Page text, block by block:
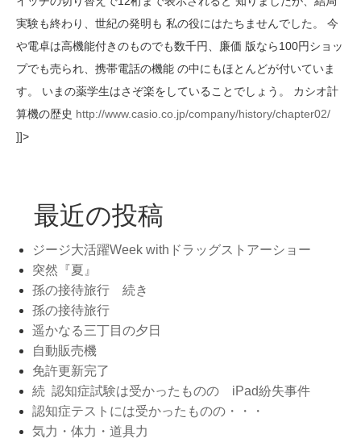
実験も終わり、世紀の発明も 私の役にはたちませんでした。 今
や電卓は高機能付きのものでも数千円、廉価 版なら100円ショッ
プでも売られ、携帯電話の機能 の中にもほとんどが付いていま
す。 いまの薬学生はさぞ楽をしていることでしょう。 カシオ計
算機の歴史 http://www.casio.co.jp/company/history/chapter02/
]]>
最近の投稿
ジージ大活躍Week withドラッグストアーショー
突然『夏』
孫の接待旅行 続き
孫の接待旅行
遥かなる三丁目の夕日
自動販売機
免許更新完了
続 認知症試験は受かったものの iPad紛失事件
認知症テストには受かったものの・・・
気力・体力・道具力